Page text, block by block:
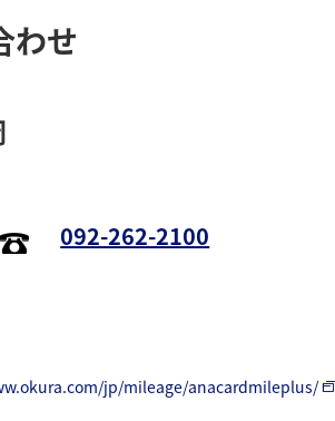
わせ
092-262-2100
jp/mileage/anacardmileplus/